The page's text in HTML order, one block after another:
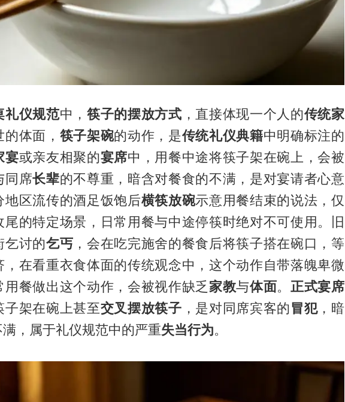
礼仪规范中，筷子的摆放方式 ，直接体现一个人的传统家
体面， 筷子架碗的动作，是传统礼仪典籍中明确标注的
宴或亲友相聚的宴席中，用餐中途将筷子架在碗上，会被
同席长辈的不尊重，暗含对餐食的不满，是对宴请者心意
地区流传的酒足饭饱后横筷放碗示意用餐结束的说法，仅
尾的特定场景，日常用餐与中途停筷时绝对不可使用。旧
乞讨的乞丐 ，会在吃完施舍的餐食后将筷子搭在碗口，等
，在看重衣食体面的传统观念中，这个动作自带落魄卑微
用餐做出这个动作，会被视作缺乏 家教与体面。 正式宴席
子架在碗上甚至交叉摆放筷子 ，是对同席宾客的冒犯，暗
，属于礼仪规范中的严重失当行为。